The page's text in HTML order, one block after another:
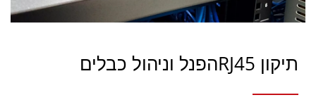
תיקון RJ45הפנל וניהול כבלים